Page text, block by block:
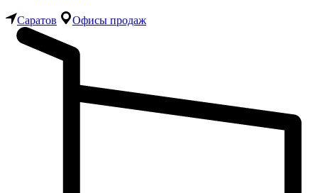
Саратов Офисы продаж